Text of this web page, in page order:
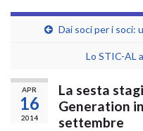
Dai soci per i soci:
Lo STIC-AL
APR
16
2014
La sesta
Generation
settembre